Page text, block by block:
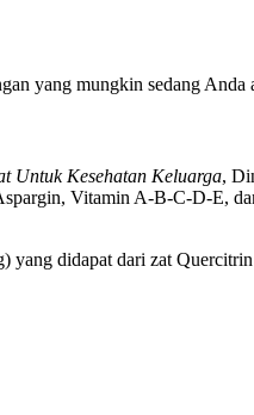
yang mungkin sedang Anda
Untuk Kesehatan Keluarga,
Vitamin A-B-C-D-E,
didapat dari zat